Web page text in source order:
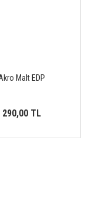
Malt EDP
290,00 TL